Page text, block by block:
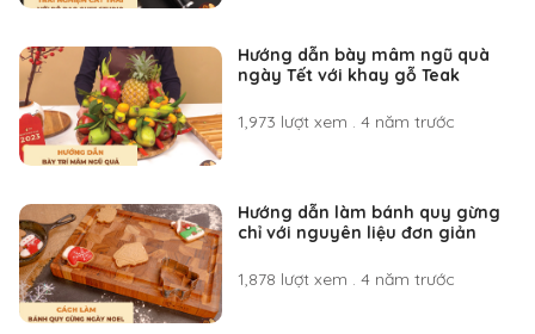
Hướng dẫn bày mâm ngũ quà
ngày Tết với khay gỗ Teak
1,973 lượt xem . 4 năm trước
Hướng dẫn làm bánh quy gừng
chỉ với nguyên liệu đơn giản
1,878 lượt xem . 4 năm trước